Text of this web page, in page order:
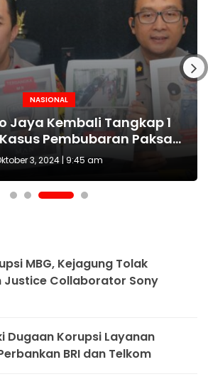
NASIONAL
ke-76 Jadi Momentum
Wujudkan Perlindungan
dan Anak
NASIONAL
Capim KPK Tidak Sah
Harusnya Dilakukan Era
Prabowo
NASIONAL
Jaya Kembali Tangkap 1
Pembubaran Paksa
di Kemang
3, 2024 | 9:45 am
BERITA
Kades Sejahtera Sigi
korupsi ADD
MBG, Kejagung Tolak
Justice Collaborator Sony
Dugaan Korupsi Layanan
BRI dan Telkom